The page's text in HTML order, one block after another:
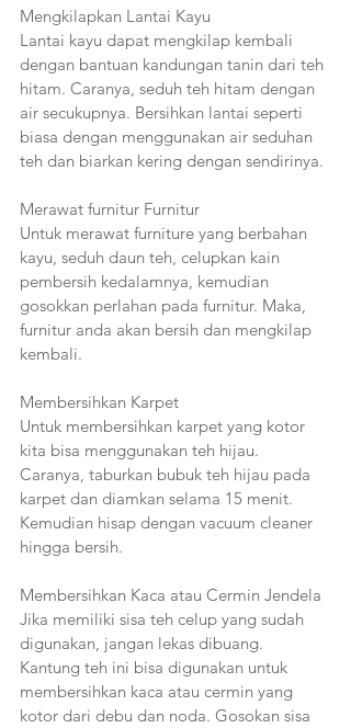
Mengkilapkan Lantai Kayu
Lantai kayu dapat mengkilap kembali
dengan bantuan kandungan tanin dari teh
hitam. Caranya, seduh teh hitam dengan
air secukupnya. Bersihkan lantai seperti
biasa dengan menggunakan air seduhan
teh dan biarkan kering dengan sendirinya.
Merawat furnitur Furnitur
Untuk merawat furniture yang berbahan
kayu, seduh daun teh, celupkan kain
pembersih kedalamnya, kemudian
gosokkan perlahan pada furnitur. Maka,
furnitur anda akan bersih dan mengkilap
kembali.
Membersihkan Karpet
Untuk membersihkan karpet yang kotor
kita bisa menggunakan teh hijau.
Caranya, taburkan bubuk teh hijau pada
karpet dan diamkan selama 15 menit.
Kemudian hisap dengan vacuum cleaner
hingga bersih.
Membersihkan Kaca atau Cermin Jendela
Jika memiliki sisa teh celup yang sudah
digunakan, jangan lekas dibuang.
Kantung teh ini bisa digunakan untuk
membersihkan kaca atau cermin yang
kotor dari debu dan noda. Gosokan sisa